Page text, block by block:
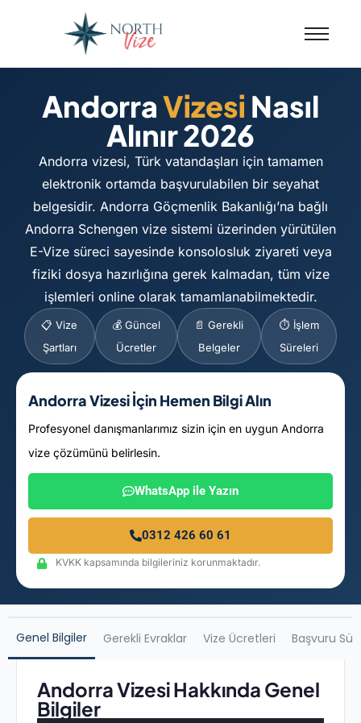
AndorraVizesi Nasıl
Alınır 2026
Andorra vizesi, Türk vatandaşları için tamamen
elektronik ortamda başvurulabilen bir seyahat
belgesidir. Andorra Göçmenlik Bakanlığı’na bağlı
Andorra Schengen vize sistemi üzerinden yürütülen
E-Vize süreci sayesinde konsolosluk ziyareti veya
fiziki dosya hazırlığına gerek kalmadan, tüm vize
işlemleri online olarak tamamlanabilmektedir.
📋 Vize
Şartları
💰 Güncel
Ücretler
📄 Gerekli
Belgeler
⏱️ İşlem
Süreleri
Andorra Vizesi İçin Hemen Bilgi Alın
Profesyonel danışmanlarımız sizin için en uygun Andorra
vize çözümünü belirlesin.
WhatsApp ile Yazın
0312 426 60 61
KVKK kapsamında bilgileriniz korunmaktadır.
Genel Bilgiler Gerekli Evraklar Vize Ücretleri Başvuru
Andorra Vizesi Hakkında Genel
Bilgiler